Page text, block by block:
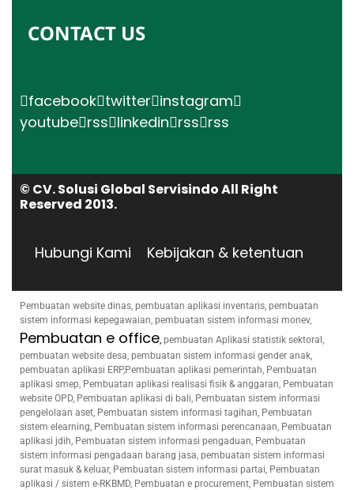
CONTACT US
facebook twitter instagram
youtube rss linkedin rss rss
© CV. Solusi Global Servisindo All Right
Reserved 2013.
Hubungi Kami Kebijakan & ketentuan
Pembuatan website dinas, pembuatan aplikasi inventaris, pembuatan
sistem informasi kepegawaian, pembuatan sistem informasi monev,
Pembuatan e office, pembuatan Aplikasi statistik sektoral,
pembuatan website desa, pembuatan sistem informasi gender anak,
pembuatan aplikasi ERP,Pembuatan aplikasi pemerintah, Pembuatan
aplikasi smep, Pembuatan aplikasi realisasi fisik & anggaran, Pembuatan
website OPD, Pembuatan aplikasi di bali, Pembuatan sistem informasi
pengelolaan aset, Pembuatan sistem informasi tagihan, Pembuatan
sistem elearning, Pembuatan sistem informasi perencanaan, Pembuatan
aplikasi jdih, Pembuatan sistem informasi pengaduan, Pembuatan
sistem informasi pengadaan barang jasa, pembuatan sistem informasi
surat masuk & keluar, Pembuatan sistem informasi partai, Pembuatan
aplikasi / sistem e-RKBMD, Pembuatan e procurement, Pembuatan sistem